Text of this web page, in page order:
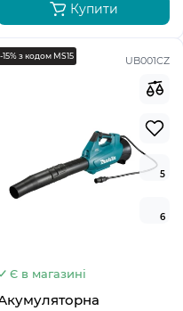
Купити
UB001CZ
-15% з кодом MS15
5
6
Є в магазині